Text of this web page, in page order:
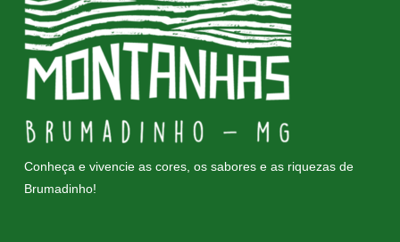
Conheça e vivencie as cores, os sabores e as riquezas de
Brumadinho!